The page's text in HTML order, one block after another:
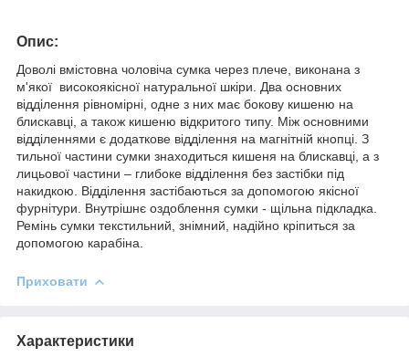
Опис:
Доволі вмістовна чоловіча сумка через плече, виконана з
м'якої високоякісної натуральної шкіри. Два основних
відділення рівномірні, одне з них має бокову кишеню на
блискавці, а також кишеню відкритого типу. Між основними
відділеннями є додаткове відділення на магнітній кнопці. З
тильної частини сумки знаходиться кишеня на блискавці, а з
лицьової частини – глибоке відділення без застібки під
накидкою. Відділення застібаються за допомогою якісної
фурнітури. Внутрішнє оздоблення сумки - щільна підкладка.
Ремінь сумки текстильний, знімний, надійно кріпиться за
допомогою карабіна.
Приховати
Характеристики